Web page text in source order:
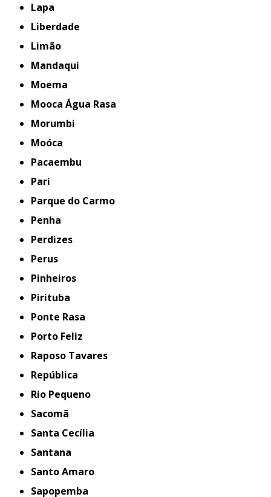
Lapa
Liberdade
Limão
Mandaqui
Moema
Mooca Água Rasa
Morumbi
Moóca
Pacaembu
Pari
Parque do Carmo
Penha
Perdizes
Perus
Pinheiros
Pirituba
Ponte Rasa
Porto Feliz
Raposo Tavares
República
Rio Pequeno
Sacomã
Santa Cecília
Santana
Santo Amaro
Sapopemba